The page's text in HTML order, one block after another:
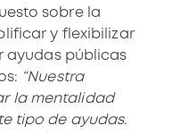
sobre la
y flexibilizar
ayudas públicas
“Nuestra
la mentalidad
tipo de ayudas.